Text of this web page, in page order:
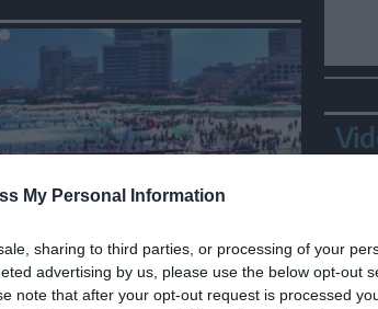
My Personal Information
sharing to third parties, or processing of your
advertising by us, please use the below opt-out
note that after your opt-out request is processed
del Nord, spiagge
durante l'ondata di